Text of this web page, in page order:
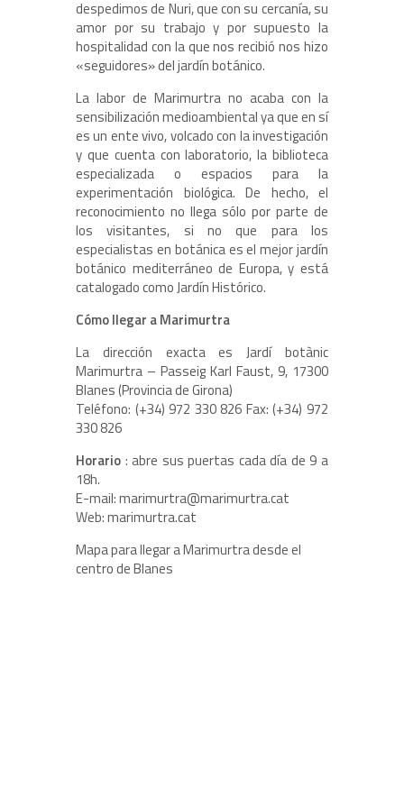
despedimos de Nuri, que con su cercanía, su
amor por su trabajo y por supuesto la
hospitalidad con la que nos recibió nos hizo
«seguidores» del jardín botánico.
La labor de Marimurtra no acaba con la
sensibilización medioambiental ya que en sí
es un ente vivo, volcado con la investigación
y que cuenta con laboratorio, la biblioteca
especializada o espacios para la
experimentación biológica. De hecho, el
reconocimiento no llega sólo por parte de
los visitantes, si no que para los
especialistas en botánica es el mejor jardín
botánico mediterráneo de Europa, y está
catalogado como Jardín Histórico.
Cómo llegar a Marimurtra
La dirección exacta es Jardí botànic
Marimurtra – Passeig Karl Faust, 9, 17300
Blanes (Provincia de Girona)
Teléfono: (+34) 972 330 826 Fax: (+34) 972
330 826
Horario : abre sus puertas cada día de 9 a
18h.
E-mail: marimurtra@marimurtra.cat
Web: marimurtra.cat
Mapa para llegar a Marimurtra desde el
centro de Blanes